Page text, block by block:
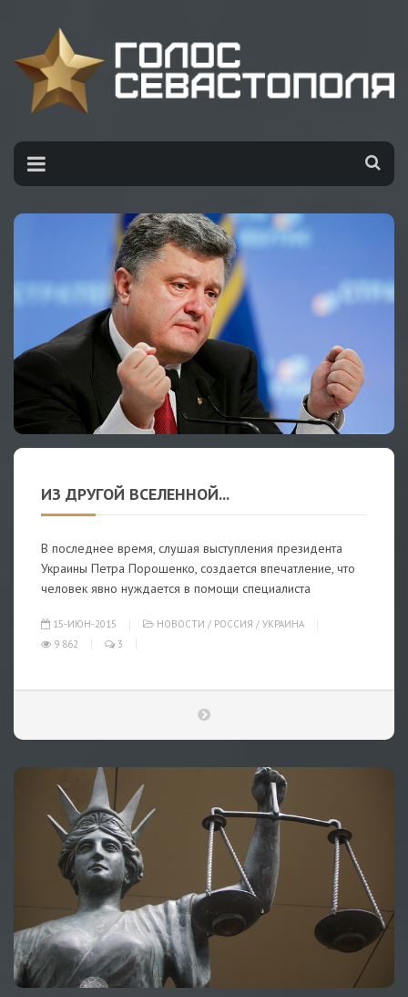
ИЗ ДРУГОЙ ВСЕЛЕННОЙ...
В последнее время, слушая выступления президента
Украины Петра Порошенко, создается впечатление, что
человек явно нуждается в помощи специалиста
15-ИЮН-2015 НОВОСТИ / РОССИЯ / УКРАИНА
9 862
3